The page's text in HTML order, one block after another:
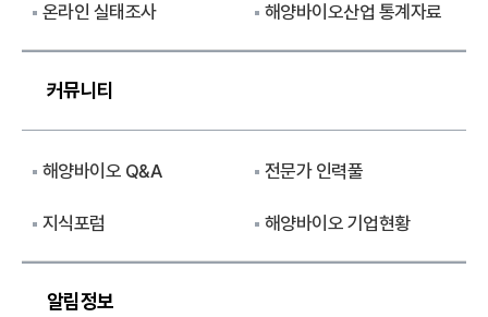
온라인 실태조사 해양바이오산업 통계자료
커뮤니티
해양바이오 Q&A 전문가 인력풀
지식포럼 해양바이오 기업현황
알림정보